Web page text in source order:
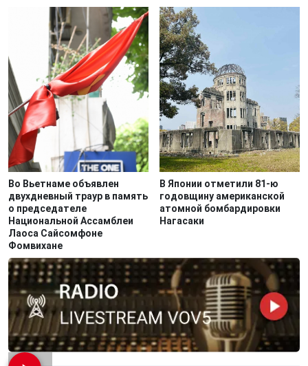
Во Вьетнаме объявлен
двухдневный траур в память
о председателе
Национальной Ассамблеи
Лаоса Сайсомфоне
Фомвихане
В Японии отметили 81-ю
годовщину американской
атомной бомбардировки
Нагасаки